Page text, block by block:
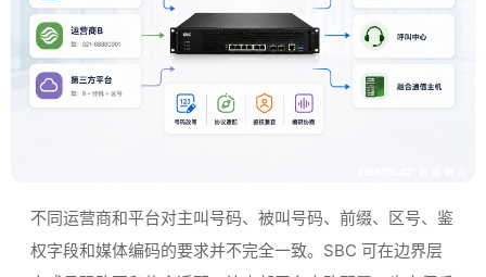
不同运营商和平台对主叫号码、被叫号码、前缀、区号、鉴
权字段和媒体编码的要求并不完全一致。SBC 可在边界层